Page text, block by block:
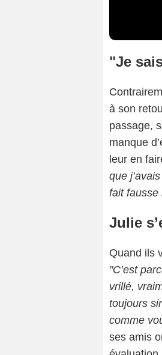
"Je
à son
passage,
manque
leur en
que
fait fausse
Julie
Quand ils
"C’est
vrillé,
toujours
comme
ses amis